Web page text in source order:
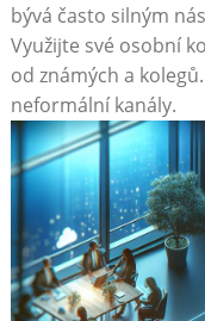
bývá často silným
Využijte své ⁢osobní
od známých a
neformální kanály.